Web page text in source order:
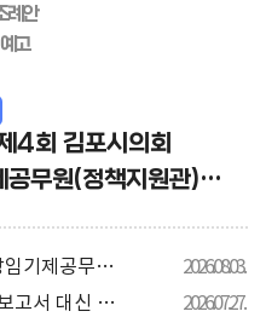
회 김포시의회
공무원(정책지원관)
2026년 제4회 김포시의회 지방임기제공무원(정책지원관) 서류전형 합격자 및 면접시험 시행계획 공고
2026.08.03.
김포시의회 도시환경위원회, “보고서 대신 현장에서 답 찾는다”
2026.07.27.
례안
예고